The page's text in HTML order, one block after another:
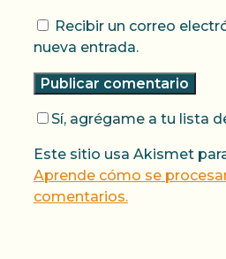
Recibir un correo
nueva entrada.
Sí, agrégame a tu lista
Este sitio usa Akismet
Aprende cómo se
comentarios.